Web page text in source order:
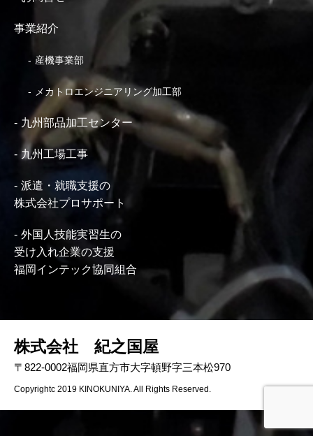
事業紹介
産機事業部
メカトロエンジニアリング加工部
九州部品加工センター
九州工場工事
派遣・就職支援の
株式会社プロサポート
外国人技能実習生の
受け入れ企業の支援
福岡インテック協同組合
株式会社 紀之国屋
〒822-0002福岡県直方市大字頓野字三本松970
Copyrightc 2019 KINOKUNIYA. All Rights Reserved.